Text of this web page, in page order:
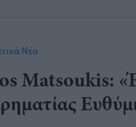
Νέα
Matsoukis: